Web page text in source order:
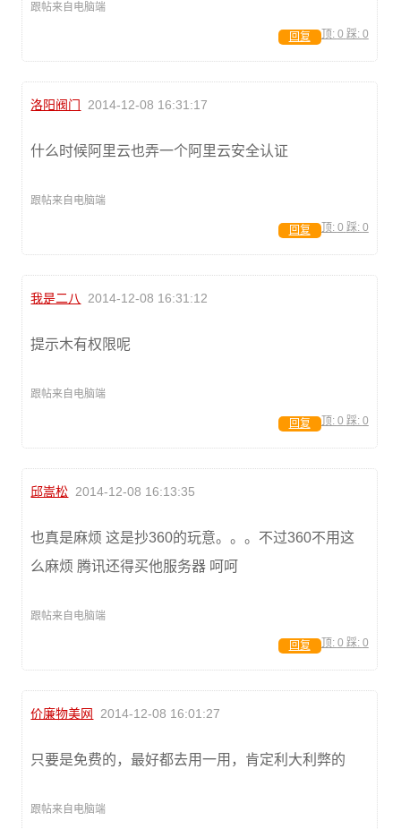
跟帖来自电脑端
顶: 0 踩: 0
回复
洛阳阀门 2014-12-08 16:31:17
什么时候阿里云也弄一个阿里云安全认证
跟帖来自电脑端
顶: 0 踩: 0
回复
我是二八 2014-12-08 16:31:12
提示木有权限呢
跟帖来自电脑端
顶: 0 踩: 0
回复
邱嵩松 2014-12-08 16:13:35
也真是麻烦 这是抄360的玩意。。。不过360不用这
么麻烦 腾讯还得买他服务器 呵呵
跟帖来自电脑端
顶: 0 踩: 0
回复
价廉物美网 2014-12-08 16:01:27
只要是免费的，最好都去用一用，肯定利大利弊的
跟帖来自电脑端